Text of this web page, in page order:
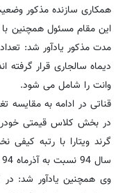
همکاری سازنده مذکور
این مقام مسئول همچنین با
وانت را شامل می شود.
قناتی در ادامه به
گرند ویتارا با رتبه
سال 94 نسبت به آذرماه 94 یک ستاره کاهش پیدا کرده است.